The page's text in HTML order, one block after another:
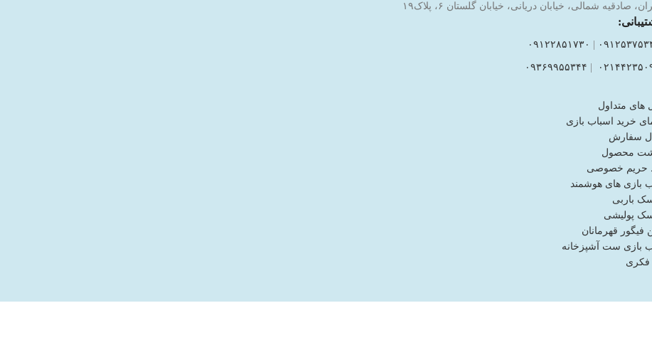
صادقیه شمالی، خیابان دریانی، خیابان گلستان ۶، پلاک۱۹
۰۹۱۲۲۸۵۱۷۳۰
۰۹۳۶۹۹۵۵۳۴۴
های متداول
خرید اسباب بازی
سفارش
محصول
حریم خصوصی
بازی های هوشمند
باربی
پولیشی
فیگور قهرمانان
بازی ست آشپزخانه
فکری